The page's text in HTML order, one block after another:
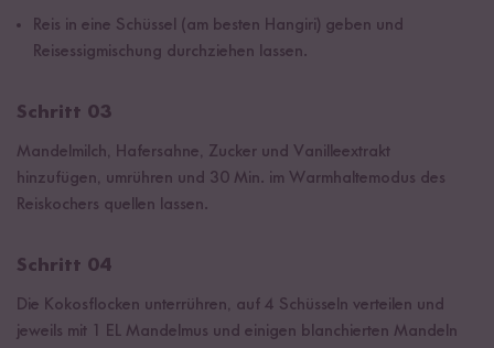
Reis in eine Schüssel (am besten Hangiri) geben und
Reisessigmischung durchziehen lassen.
Schritt 03
Mandelmilch, Hafersahne, Zucker und Vanilleextrakt
hinzufügen, umrühren und 30 Min. im Warmhaltemodus des
Reiskochers quellen lassen.
Schritt 04
Die Kokosflocken unterrühren, auf 4 Schüsseln verteilen und
jeweils mit 1 EL Mandelmus und einigen blanchierten Mandeln